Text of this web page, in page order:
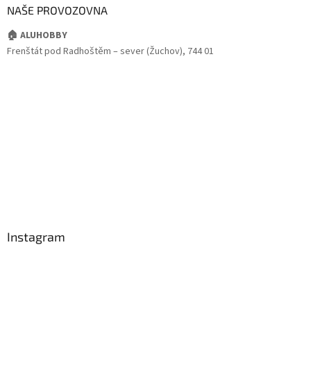
NAŠE PROVOZOVNA
🏠 ALUHOBBY
Frenštát pod Radhoštěm – sever (Žuchov), 744 01
Instagram